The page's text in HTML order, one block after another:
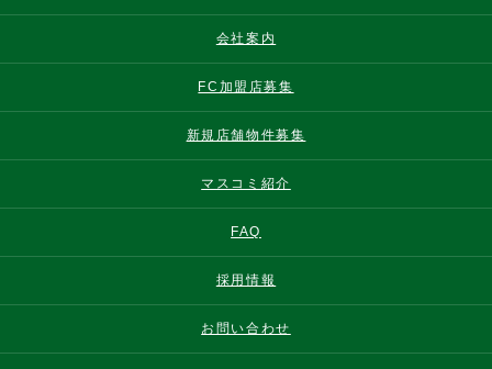
会社案内
FC加盟店募集
新規店舗物件募集
マスコミ紹介
FAQ
採用情報
お問い合わせ